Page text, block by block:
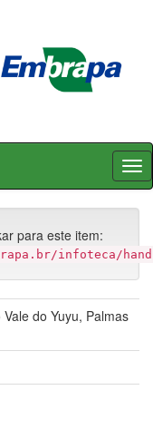
para este item:
infoteca/
do Yuyu, Palmas